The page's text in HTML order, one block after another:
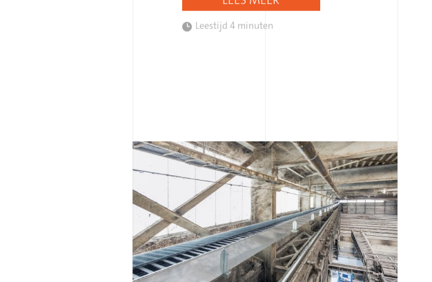
Leestijd 4 minuten